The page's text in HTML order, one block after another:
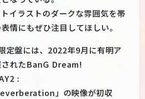
イラストのダークな雰囲気を帯
情にもぜひ注目してほしい。
定盤には、2022年9月に有明ア
されたBanG Dream!
:
」の映像が初収